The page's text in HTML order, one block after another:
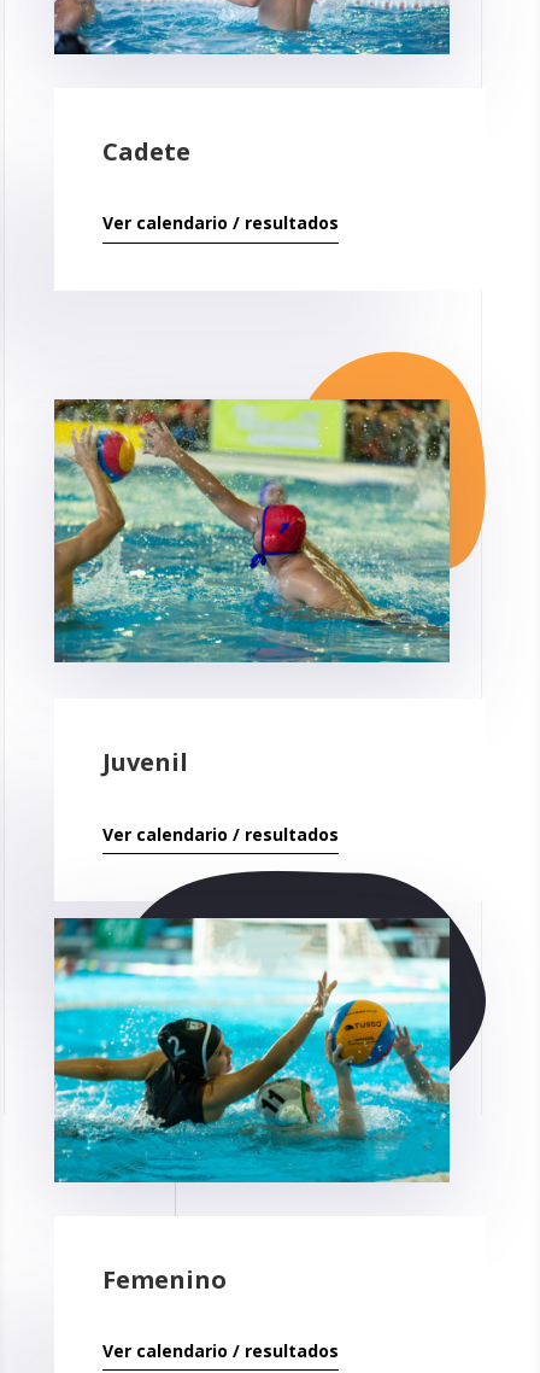
Cadete
Ver calendario / resultados
Juvenil
Ver calendario / resultados
Femenino
Ver calendario / resultados